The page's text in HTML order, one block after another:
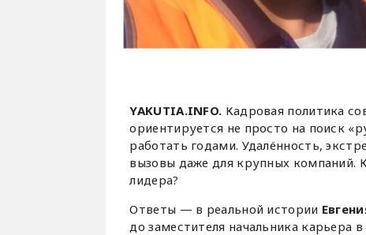
YAKUTIA.INFO. Кадровая политика
ориентируется не просто на поиск
работать годами. Удалённость,
вызовы даже для крупных компаний.
лидера?
Ответы — в реальной истории
до заместителя начальника карьера